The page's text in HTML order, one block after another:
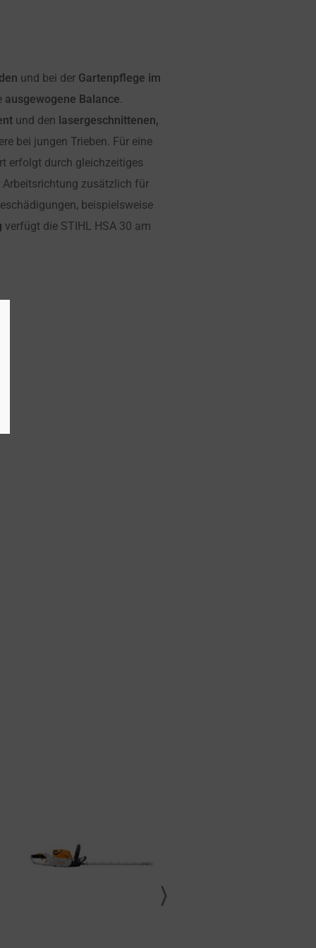
und bei der Gartenpflege im
ausgewogene Balance
und den lasergeschnittenen,
bei jungen Trieben. Für eine
erfolgt durch gleichzeitiges
Arbeitsrichtung zusätzlich für
beispielsweise
verfügt die STIHL HSA 30 am